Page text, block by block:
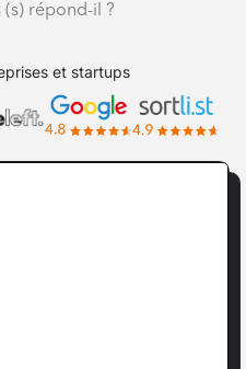
répond-il ?
et startups